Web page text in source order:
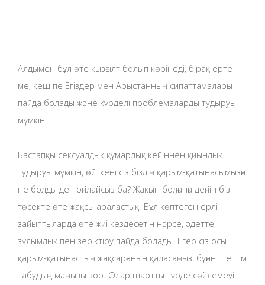
Алдымен бұл өте қызғылт болып көрінеді, бірақ ерте
ме, кеш пе Егіздер мен Арыстанның сипаттамалары
пайда болады және күрделі проблемаларды тудыруы
мүмкін.
Бастапқы сексуалдық құмарлық кейіннен қиындық
тудыруы мүмкін, өйткені сіз біздің қарым-қатынасымызға
не болды деп ойлайсыз ба? Жақын болғанға дейін біз
төсекте өте жақсы араластық. Бұл көптеген ерлі-
зайыптыларда өте жиі кездесетін нәрсе, әдетте,
зұлымдық пен зеріктіру пайда болады. Егер сіз осы
қарым-қатынастың жақсарғанын қаласаңыз, бұған шешім
табудың маңызы зор. Олар шартты түрде сөйлемеуі